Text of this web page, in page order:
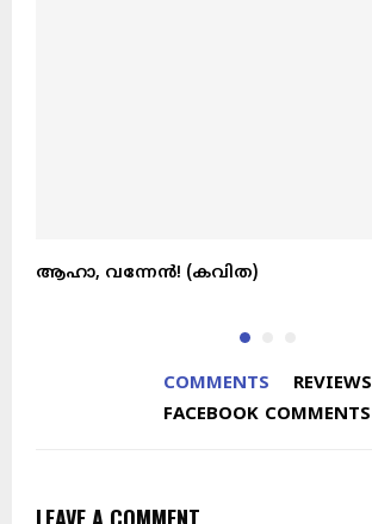
ആഹാ, വന്നേൻ! (കവിത)
COMMENTS
REVIEWS
FACEBOOK COMMENTS